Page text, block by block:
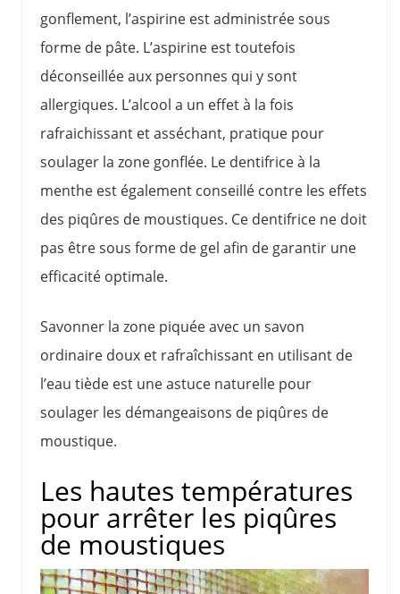
gonflement, l’aspirine est administrée sous
forme de pâte. L’aspirine est toutefois
déconseillée aux personnes qui y sont
allergiques. L’alcool a un effet à la fois
rafraichissant et asséchant, pratique pour
soulager la zone gonflée. Le dentifrice à la
menthe est également conseillé contre les effets
des piqûres de moustiques. Ce dentifrice ne doit
pas être sous forme de gel afin de garantir une
efficacité optimale.
Savonner la zone piquée avec un savon
ordinaire doux et rafraîchissant en utilisant de
l’eau tiède est une astuce naturelle pour
soulager les démangeaisons de piqûres de
moustique.
Les hautes températures
pour arrêter les piqûres
de moustiques